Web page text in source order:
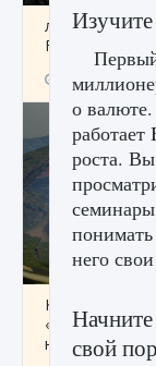
лицензии,
FC 25
9 августа 2024
Как
«Идет
начать
о
роста. Вы
него
свой